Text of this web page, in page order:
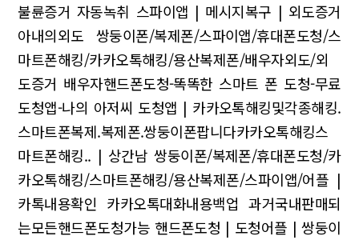
불륜증거 자동녹취 스파이앱 | 메시지복구 | 외도증거
아내의외도 쌍둥이폰/복제폰/스파이앱/휴대폰도청/스
마트폰해킹/카카오톡해킹/용산복제폰/배우자외도/외
도증거 배우자핸드폰도청-똑똑한 스마트 폰 도청-무료
도청앱-나의 아저씨 도청앱 | 카카오톡해킹및각종해킹.
스마트폰복제.복제폰.쌍둥이폰팝니다카카오톡해킹스
마트폰해킹.. | 상간남 쌍둥이폰/복제폰/휴대폰도청/카
카오톡해킹/스마트폰해킹/용산복제폰/스파이앱/어플 |
카톡내용확인 카카오톡대화내용백업 과거국내판매되
는모든핸드폰도청가능 핸드폰도청 | 도청어플 | 쌍둥이